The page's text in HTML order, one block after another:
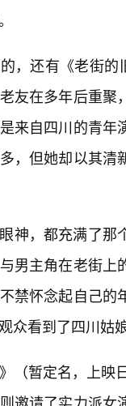
，还有《老街
友在多年后重
来自四川的青
，但她却以其
神，都充满了那
男主角在老街
禁怀念起自己
众看到了四川姑
（暂定名，上
邀请了实力派